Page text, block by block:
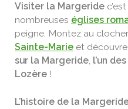
Visiter la Margeride
nombreuses églises
peigne. Montez au clocher
Sainte-Marie et
sur la Margeride, l’un
Lozère !
L’histoire de la